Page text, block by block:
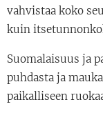
vahvistaa koko
kuin
Suomalaisuus ja
puhdasta ja
paikalliseen